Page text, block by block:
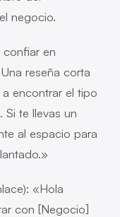
negocio.
en
reseña corta
encontrar el tipo
te llevas un
al espacio para
«Hola
con [Negocio]